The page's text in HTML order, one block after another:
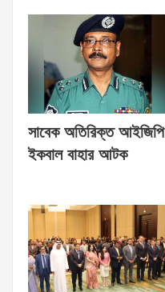
সাবেক অতিরিক্ত আইজিপি
ইকবাল বাহার আটক